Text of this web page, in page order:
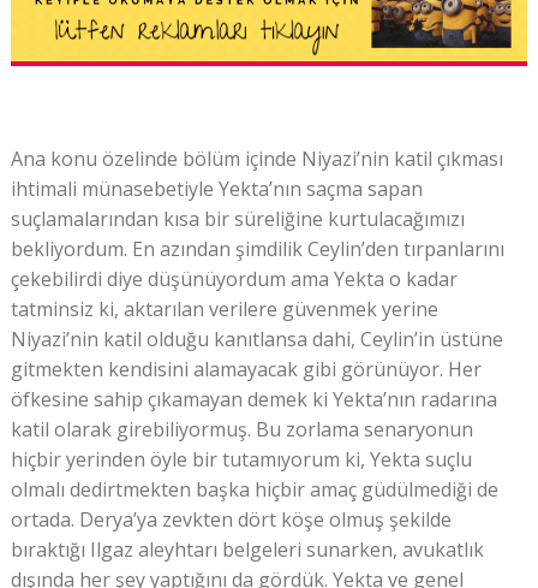
Ana konu özelinde bölüm içinde Niyazi’nin katil çıkması
ihtimali münasebetiyle Yekta’nın saçma sapan
suçlamalarından kısa bir süreliğine kurtulacağımızı
bekliyordum. En azından şimdilik Ceylin’den tırpanlarını
çekebilirdi diye düşünüyordum ama Yekta o kadar
tatminsiz ki, aktarılan verilere güvenmek yerine
Niyazi’nin katil olduğu kanıtlansa dahi, Ceylin’in üstüne
gitmekten kendisini alamayacak gibi görünüyor. Her
öfkesine sahip çıkamayan demek ki Yekta’nın radarına
katil olarak girebiliyormuş. Bu zorlama senaryonun
hiçbir yerinden öyle bir tutamıyorum ki, Yekta suçlu
olmalı dedirtmekten başka hiçbir amaç güdülmediği de
ortada. Derya’ya zevkten dört köşe olmuş şekilde
bıraktığı Ilgaz aleyhtarı belgeleri sunarken, avukatlık
dışında her şey yaptığını da gördük. Yekta ve genel